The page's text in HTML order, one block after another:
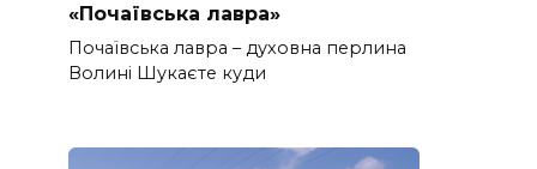
«Почаївська лавра»
Почаївська лавра – духовна перлина
Волині Шукаєте куди